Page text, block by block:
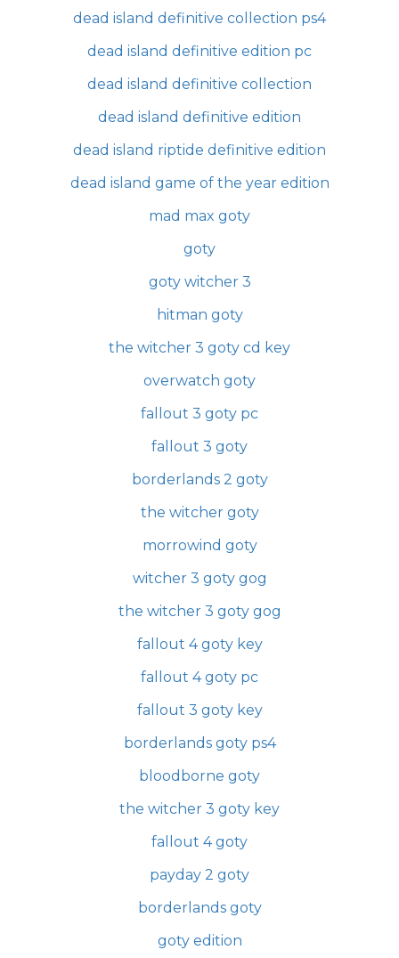
dead island definitive collection ps4
dead island definitive edition pc
dead island definitive collection
dead island definitive edition
dead island riptide definitive edition
dead island game of the year edition
mad max goty
goty
goty witcher 3
hitman goty
the witcher 3 goty cd key
overwatch goty
fallout 3 goty pc
fallout 3 goty
borderlands 2 goty
the witcher goty
morrowind goty
witcher 3 goty gog
the witcher 3 goty gog
fallout 4 goty key
fallout 4 goty pc
fallout 3 goty key
borderlands goty ps4
bloodborne goty
the witcher 3 goty key
fallout 4 goty
payday 2 goty
borderlands goty
goty edition